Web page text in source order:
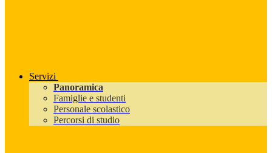
Servizi
Panoramica
Famiglie e studenti
Personale scolastico
Percorsi di studio